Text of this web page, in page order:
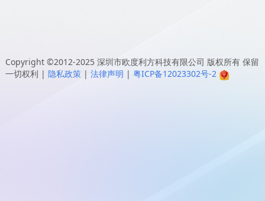
Copyright ©2012-2025 深圳市欧度利方科技有限公司 版权所有 保留
一切权利 | 隐私政策 | 法律声明 | 粤ICP备12023302号-2